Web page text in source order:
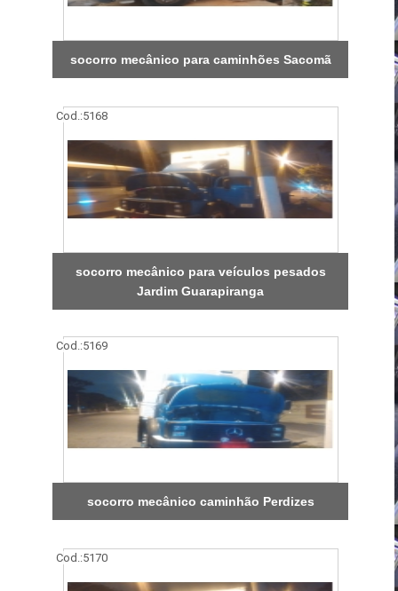
socorro mecânico para caminhões Sacomã
Cod.:5168
socorro mecânico para veículos pesados
Jardim Guarapiranga
Cod.:5169
socorro mecânico caminhão Perdizes
Cod.:5170